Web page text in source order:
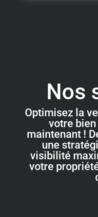
Nos
Optimisez la
votre
maintenant !
une
visibilité
votre